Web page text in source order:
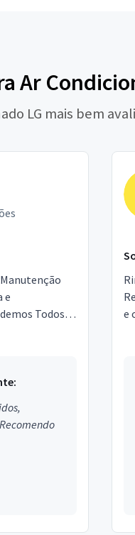
Ar
LG mais bem
e
Todos
e